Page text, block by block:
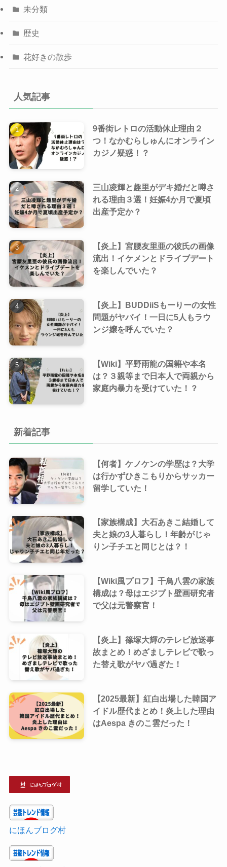
未分類
歴史
花好きの散歩
人気記事
9番街レトロの活動休止理由２
つ！なかむらしゅんにオンライン
カジノ疑惑！？
三山凌輝と趣里がデキ婚だと噂さ
れる理由３選！妊娠4か月で夏頃
出産予定か？
【炎上】宮腰友里亜の彼氏の画像
流出！イケメンとドライブデート
を楽しんでいた？
【炎上】BUDDiiSもーりーの女性
問題がヤバイ！一日に5人もラウ
ンジ嬢を呼んでいた？
【Wiki】平野雨龍の国籍や本名
は？３親等まで日本人で両親から
家庭内暴力を受けていた！？
新着記事
【何者】ケノケンの学歴は？大学
は行かずひきこもりからサッカー
留学していた！
【家族構成】大石あきこ結婚して
夫と娘の3人暮らし！年齢がじゃ
りン子チエと同じとは？！
【Wiki風プロフ】千鳥八雲の家族
構成は？母はエジプト壁画研究者
で父は元警察官！
【炎上】篠塚大輝のテレビ放送事
故まとめ！めざましテレビで歌っ
た替え歌がヤバ過ぎた！
【2025最新】紅白出場した韓国ア
イドル歴代まとめ！炎上した理由
はAespa きのこ雲だった！
にほんブログ村